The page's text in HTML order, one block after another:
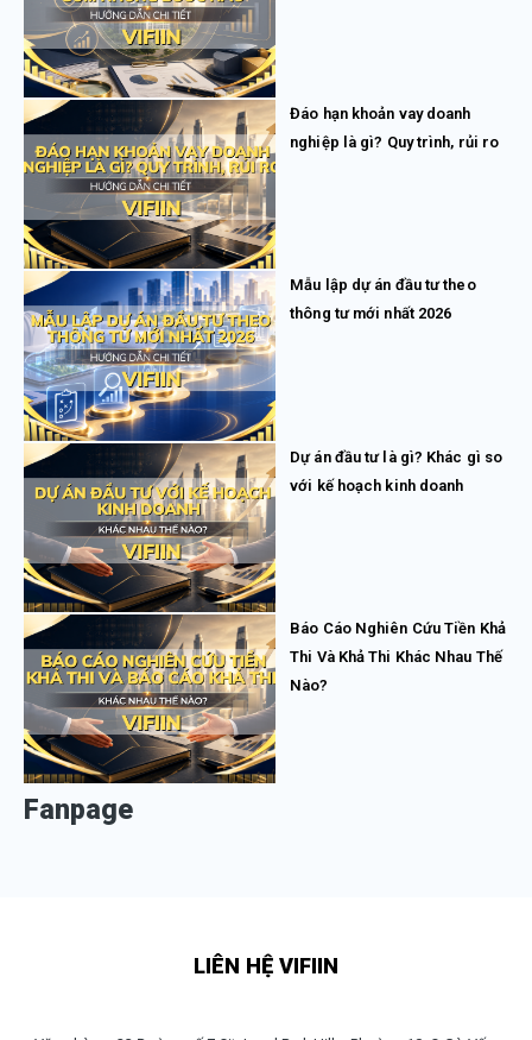
Đáo hạn khoản vay doanh
nghiệp là gì? Quy trình, rủi ro
Mẫu lập dự án đầu tư theo
thông tư mới nhất 2026
Dự án đầu tư là gì? Khác gì so
với kế hoạch kinh doanh
Báo Cáo Nghiên Cứu Tiền Khả
Thi Và Khả Thi Khác Nhau Thế
Nào?
Fanpage
LIÊN HỆ VIFIIN